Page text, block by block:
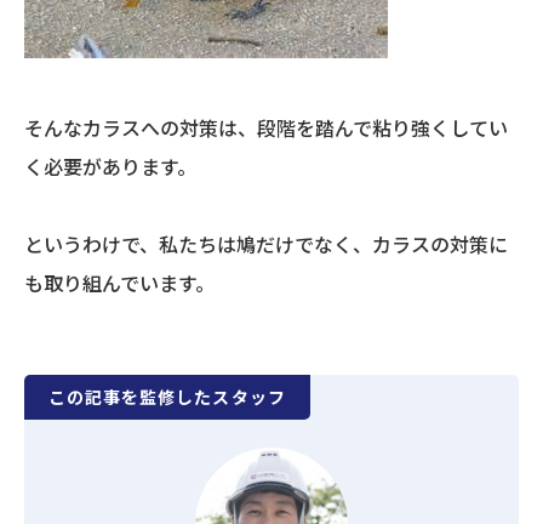
そんなカラスへの対策は、段階を踏んで粘り強くしてい
く必要があります。
というわけで、私たちは鳩だけでなく、カラスの対策に
も取り組んでいます。
この記事を監修したスタッフ